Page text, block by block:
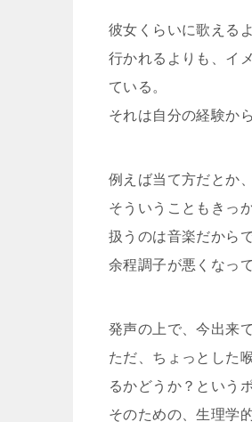
彼女くらいに歌える
行かれるよりも、イ
ている。
それは自分の経験か
例えば当て方だとか
そういうこともきっ
扱うのは音楽だから
余程調子が悪くなっ
発声の上で、今出来
ただ、ちょっとした
るかどうか？という
そのための、生理学